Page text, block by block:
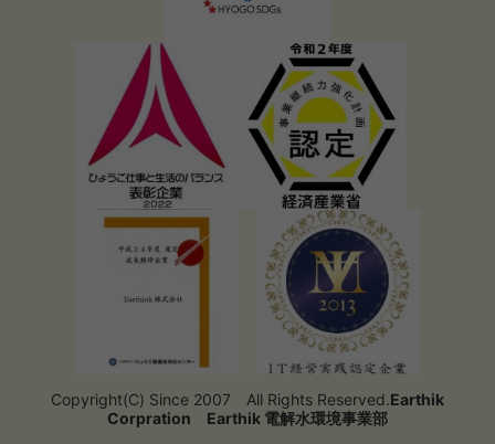
Copyright(C) Since 2007 All Rights Reserved.Earthik
Corpration
Earthik 電解水環境事業部